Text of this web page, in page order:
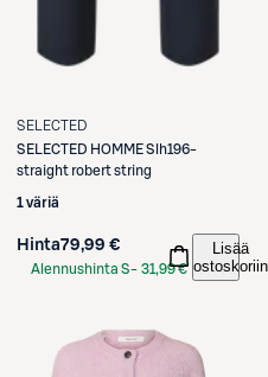
SELECTED
SELECTED HOMME Slh196-
straight robert string
1 väriä
Hinta79,99 €
Alennushinta S- 31,99 €
Lisää
ostoskoriin